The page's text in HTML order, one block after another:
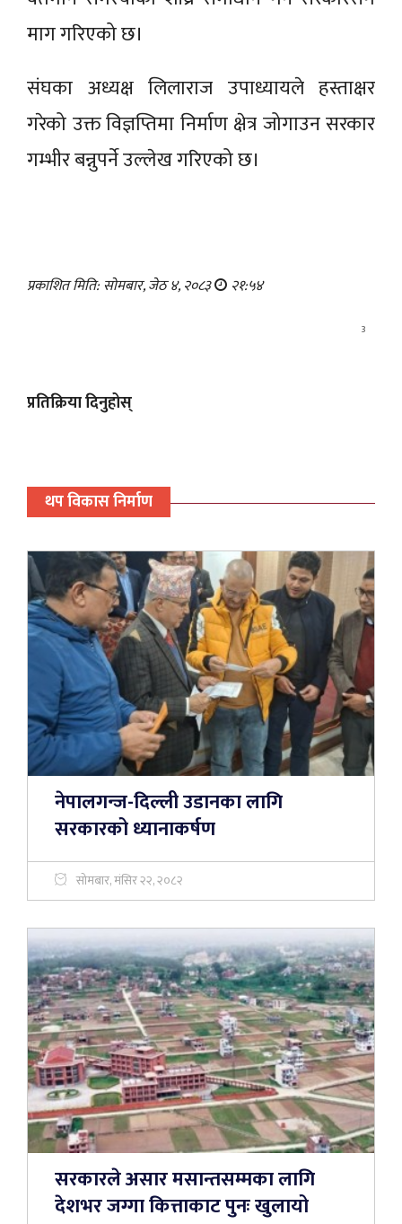
माग गरिएको छ।
संघका अध्यक्ष लिलाराज उपाध्यायले हस्ताक्षर
गरेको उक्त विज्ञप्तिमा निर्माण क्षेत्र जोगाउन सरकार
गम्भीर बन्नुपर्ने उल्लेख गरिएको छ।
प्रकाशित मिति: सोमबार, जेठ ४, २०८३ २१:५४
3
प्रतिक्रिया दिनुहोस्
थप विकास निर्माण
नेपालगन्ज-दिल्ली उडानका लागि
सरकारको ध्यानाकर्षण
सोमबार, मंसिर २२, २०८२
सरकारले असार मसान्तसम्मका लागि
देशभर जग्गा कित्ताकाट पुनः खुलायो